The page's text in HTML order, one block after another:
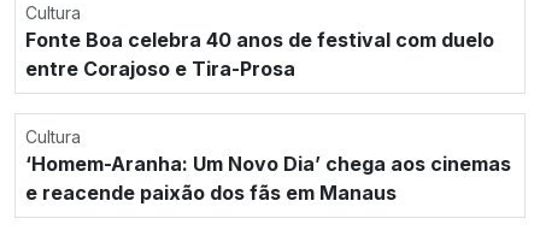
Cultura
Fonte Boa celebra 40 anos de festival com duelo
entre Corajoso e Tira-Prosa
Cultura
‘Homem-Aranha: Um Novo Dia’ chega aos cinemas
e reacende paixão dos fãs em Manaus